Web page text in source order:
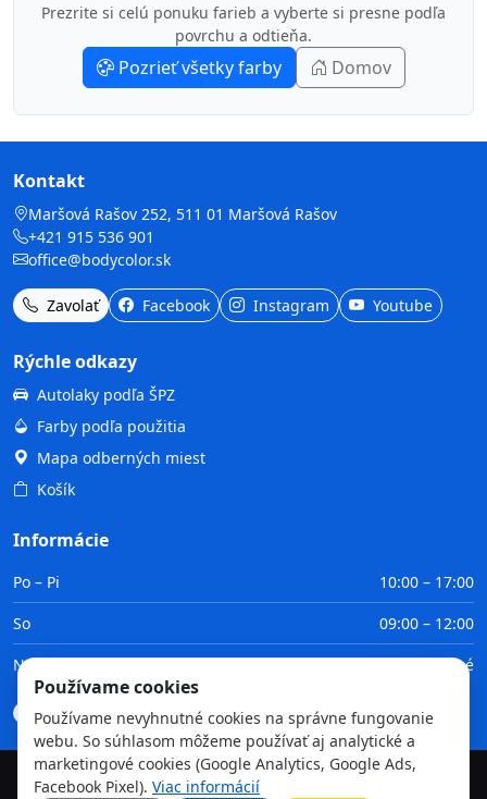
Prezrite si celú ponuku farieb a vyberte si presne podľa
povrchu a odtieňa.
Pozrieť všetky farby Domov
Kontakt
Maršová Rašov 252, 511 01 Maršová Rašov
+421 915 536 901
office@bodycolor.sk
Zavolať Facebook Instagram Youtube
Rýchle odkazy
Autolaky podľa ŠPZ
Farby podľa použitia
Mapa odberných miest
Košík
Informácie
Po – Pi
10:00 – 17:00
So
09:00 – 12:00
Ne
Zatvorené
Doprava Platba Obchodné podmienky GDPR
©2026TvojaFarba.sk • Všetky práva vyhradené
Používame cookies
Používame nevyhnutné cookies na správne fungovanie
webu. So súhlasom môžeme používať aj analytické a
marketingové cookies (Google Analytics, Google Ads,
Facebook Pixel). Viac informácií